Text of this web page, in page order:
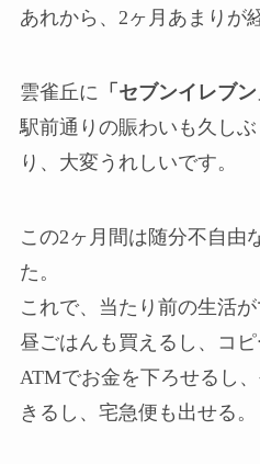
あれから、2ヶ月あまりが
雲雀丘に 「セブンイレブン
駅前通りの賑わいも久し
り、大変うれしいです。
この2ヶ月間は随分不自由
た。
これで、当たり前の生活が
昼ごはんも買えるし、コピ
ATMでお金を下ろせるし
きるし、宅急便も出せる。